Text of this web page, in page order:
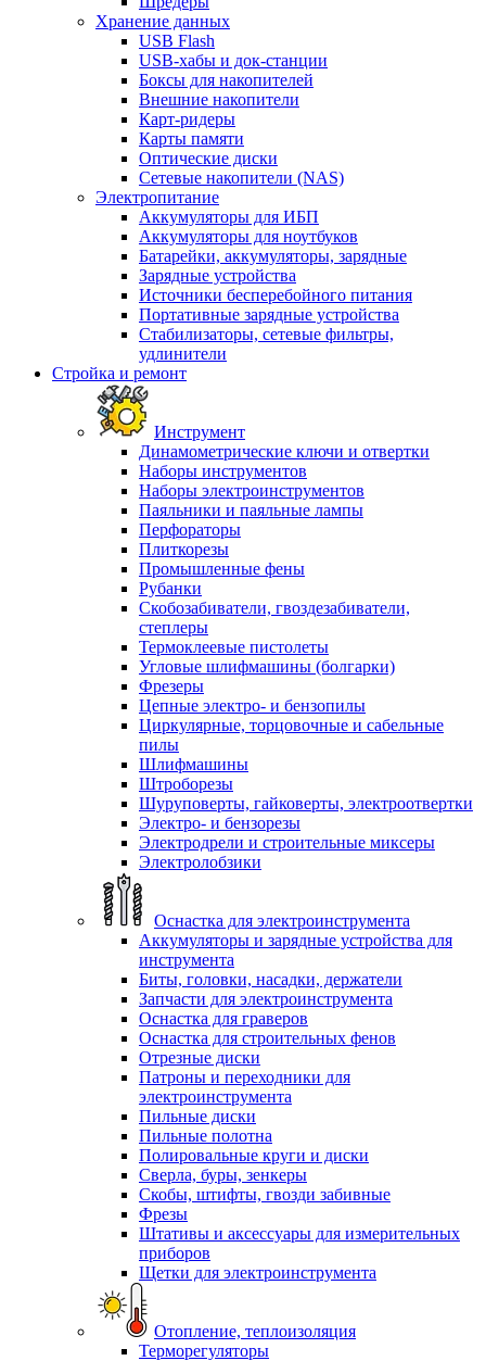
Хранение данных
USB Flash
USB-хабы и док-станции
Боксы для накопителей
Внешние накопители
Карт-ридеры
Карты памяти
Оптические диски
Сетевые накопители (NAS)
Электропитание
Аккумуляторы для ИБП
Аккумуляторы для ноутбуков
Батарейки, аккумуляторы, зарядные
Зарядные устройства
Источники бесперебойного питания
Портативные зарядные устройства
Стабилизаторы, сетевые фильтры,
удлинители
Стройка и ремонт
Инструмент
Динамометрические ключи и отвертки
Наборы инструментов
Наборы электроинструментов
Паяльники и паяльные лампы
Перфораторы
Плиткорезы
Промышленные фены
Рубанки
Скобозабиватели, гвоздезабиватели,
степлеры
Термоклеевые пистолеты
Угловые шлифмашины (болгарки)
Фрезеры
Цепные электро- и бензопилы
Циркулярные, торцовочные и сабельные
пилы
Шлифмашины
Штроборезы
Шуруповерты, гайковерты, электроотвертки
Электро- и бензорезы
Электродрели и строительные миксеры
Электролобзики
Оснастка для электроинструмента
Аккумуляторы и зарядные устройства для
инструмента
Биты, головки, насадки, держатели
Запчасти для электроинструмента
Оснастка для граверов
Оснастка для строительных фенов
Отрезные диски
Патроны и переходники для
электроинструмента
Пильные диски
Пильные полотна
Полировальные круги и диски
Сверла, буры, зенкеры
Скобы, штифты, гвозди забивные
Фрезы
Штативы и аксессуары для измерительных
приборов
Щетки для электроинструмента
Отопление, теплоизоляция
Терморегуляторы